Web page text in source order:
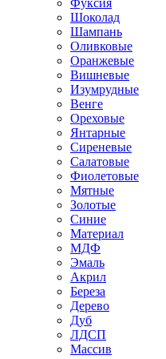
Фуксия
Шоколад
Шампань
Оливковые
Оранжевые
Вишневые
Изумрудные
Венге
Ореховые
Янтарные
Сиреневые
Салатовые
Фиолетовые
Мятные
Золотые
Синие
Материал
МДФ
Эмаль
Акрил
Береза
Дерево
Дуб
ЛДСП
Массив